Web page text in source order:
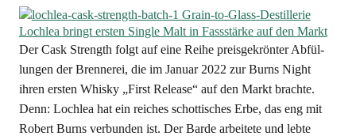
Der Cask Strength folgt auf eine Rei­he preis­ge­krön­ter Abfül­
lun­gen der Bren­ne­rei, die im Janu­ar 2022 zur Burns Night
ihren ers­ten Whis­ky „First Release“ auf den Markt brach­te.
Denn: Loch­lea hat ein rei­ches schot­ti­sches Erbe, das eng mit
Robert Burns ver­bun­den ist. Der Bar­de arbei­te­te und leb­te